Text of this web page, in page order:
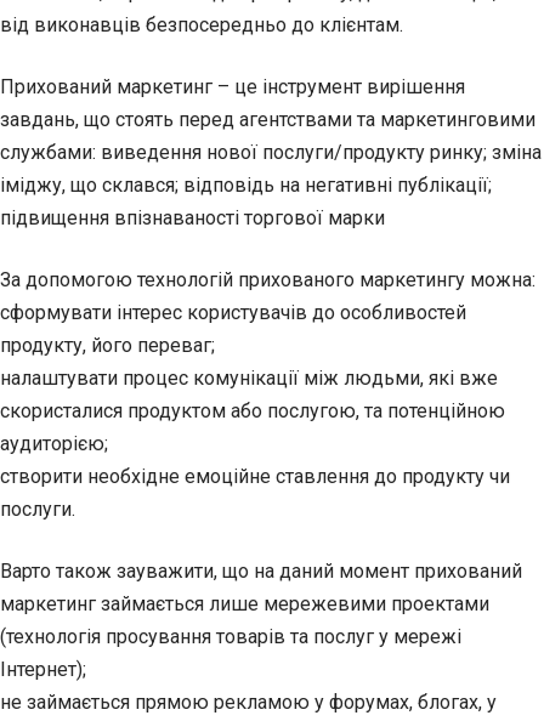
від виконавців безпосередньо до клієнтам.
Прихований маркетинг – це інструмент вирішення
завдань, що стоять перед агентствами та маркетинговими
службами: виведення нової послуги/продукту ринку; зміна
іміджу, що склався; відповідь на негативні публікації;
підвищення впізнаваності торгової марки
За допомогою технологій прихованого маркетингу можна:
сформувати інтерес користувачів до особливостей
продукту, його переваг;
налаштувати процес комунікації між людьми, які вже
скористалися продуктом або послугою, та потенційною
аудиторією;
створити необхідне емоційне ставлення до продукту чи
послуги.
Варто також зауважити, що на даний момент прихований
маркетинг займається лише мережевими проектами
(технологія просування товарів та послуг у мережі
Інтернет);
не займається прямою рекламою у форумах, блогах, у